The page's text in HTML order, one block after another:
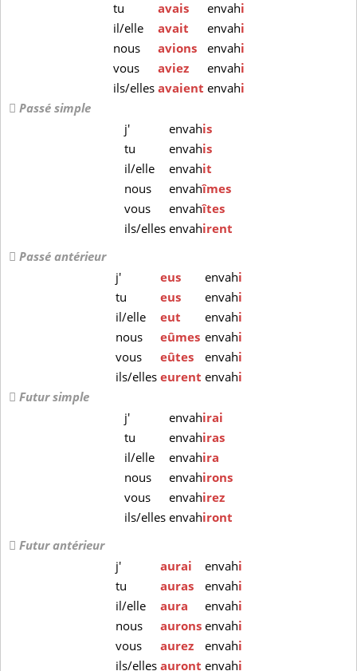
tu
avais envahi
il/elle
avait envahi
nous
avions envahi
vous
aviez envahi
ils/elles avaient envahi
Passé simple
j'
envahis
tu
envahis
il/elle
envahit
nous
envahîmes
vous
envahîtes
ils/ellesenvahirent
Passé antérieur
j'
eus envahi
tu
eus envahi
il/elle
eut envahi
nous
eûmes envahi
vous
eûtes envahi
ils/elles eurent envahi
Futur simple
j'
envahirai
tu
envahiras
il/elle
envahira
nous
envahirons
vous
envahirez
ils/ellesenvahiront
Futur antérieur
j'
aurai envahi
tu
auras envahi
il/elle
aura envahi
nous
aurons envahi
vous
aurez envahi
ils/elles auront envahi